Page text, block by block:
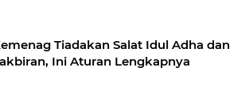
Tiadakan Salat Idul Adha dan
Ini Aturan Lengkapnya